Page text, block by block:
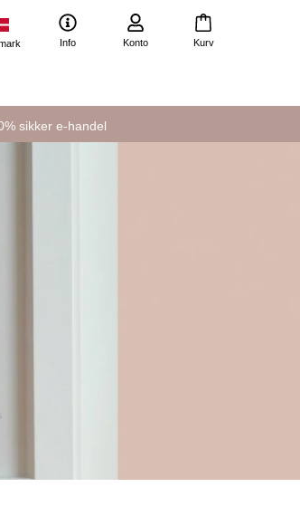
Info Konto Kurv
sikker e-handel